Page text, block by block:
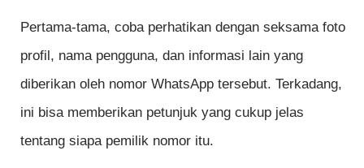
Pertama-tama, coba perhatikan dengan seksama foto
profil, nama pengguna, dan informasi lain yang
diberikan oleh nomor WhatsApp tersebut. Terkadang,
ini bisa memberikan petunjuk yang cukup jelas
tentang siapa pemilik nomor itu.